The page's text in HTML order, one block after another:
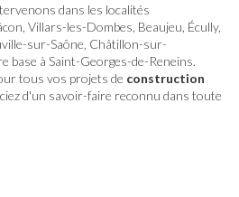
dans les localités
Villars-les-Dombes, Beaujeu, Écully,
sur-Saône, Châtillon-sur-
base à Saint-Georges-de-Reneins.
tous vos projets de construction
d'un savoir-faire reconnu dans toute